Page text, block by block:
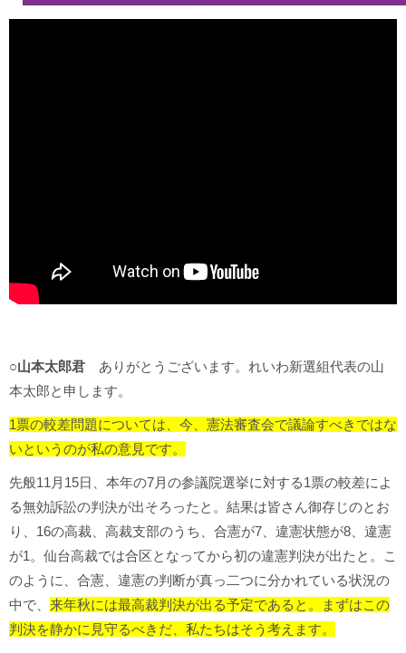
○山本太郎君 ありがとうございます。れいわ新選組代表の山
本太郎と申します。
1票の較差問題については、今、憲法審査会で議論すべきではな
いというのが私の意見です。
先般11月15日、本年の7月の参議院選挙に対する1票の較差によ
る無効訴訟の判決が出そろったと。結果は皆さん御存じのとお
り、16の高裁、高裁支部のうち、合憲が7、違憲状態が8、違憲
が1。仙台高裁では合区となってから初の違憲判決が出たと。こ
のように、合憲、違憲の判断が真っ二つに分かれている状況の
中で、 来年秋には最高裁判決が出る予定であると。まずはこの
判決を静かに見守るべきだ、私たちはそう考えます。